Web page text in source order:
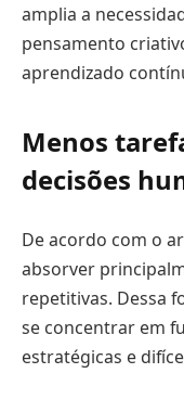
amplia a
pensamento
aprendizado
Menos
decisões
De acordo com o
absorver
repetitivas. Dessa
se concentrar em
estratégicas e